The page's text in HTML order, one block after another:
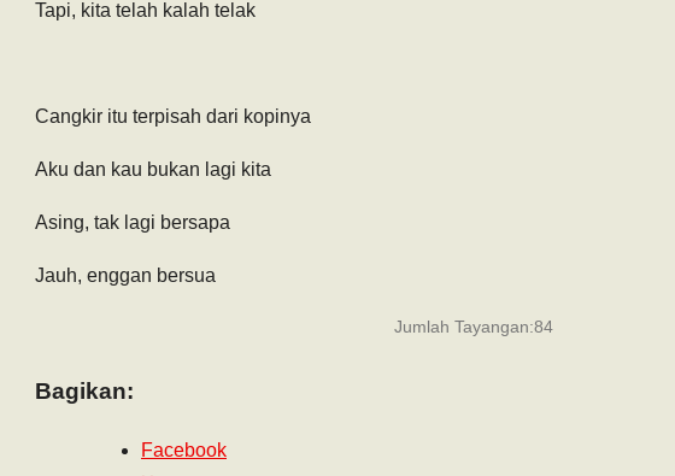
Tapi, kita telah kalah telak
Cangkir itu terpisah dari kopinya
Aku dan kau bukan lagi kita
Asing, tak lagi bersapa
Jauh, enggan bersua
Jumlah Tayangan:84
Bagikan:
Facebook